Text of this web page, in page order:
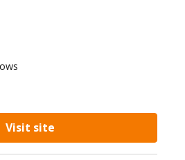
Visit site